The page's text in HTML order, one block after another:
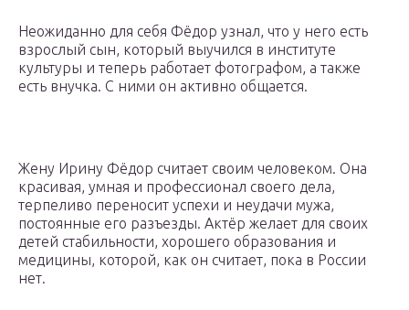
Неожиданно для себя Фёдор узнал, что у него есть
взрослый сын, который выучился в институте
культуры и теперь работает фотографом, а также
есть внучка. С ними он активно общается.
Жену Ирину Фёдор считает своим человеком. Она
красивая, умная и профессионал своего дела,
терпеливо переносит успехи и неудачи мужа,
постоянные его разъезды. Актёр желает для своих
детей стабильности, хорошего образования и
медицины, которой, как он считает, пока в России
нет.